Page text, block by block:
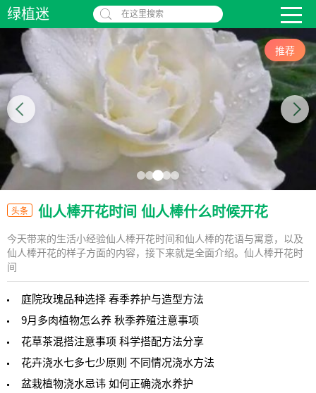
绿植迷 在这里搜索
推荐
头条 仙人棒开花时间 仙人棒什么时候开花
今天带来的生活小经验仙人棒开花时间和仙人棒的花语与寓意，以及
仙人棒开花的样子方面的内容，接下来就是全面介绍。仙人棒开花时
间
庭院玫瑰品种选择 春季养护与造型方法
9月多肉植物怎么养 秋季养殖注意事项
花草茶混搭注意事项 科学搭配方法分享
花卉浇水七多七少原则 不同情况浇水方法
盆栽植物浇水忌讳 如何正确浇水养护